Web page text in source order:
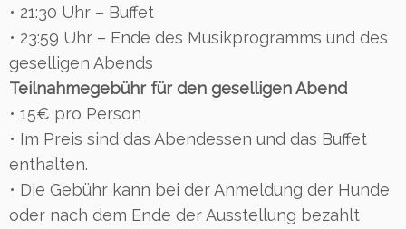
• 21:30 Uhr – Buffet
• 23:59 Uhr – Ende des Musikprogramms und des
geselligen Abends
Teilnahmegebühr für den geselligen Abend
• 15€ pro Person
• Im Preis sind das Abendessen und das Buffet
enthalten.
• Die Gebühr kann bei der Anmeldung der Hunde
oder nach dem Ende der Ausstellung bezahlt